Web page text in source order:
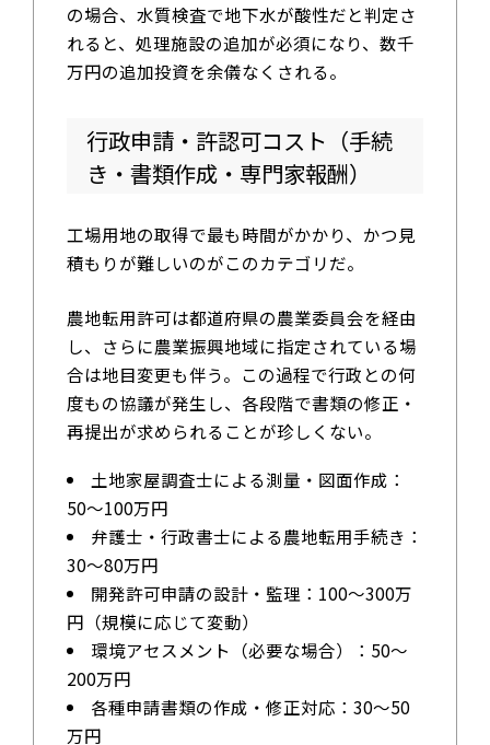
の場合、水質検査で地下水が酸性だと判定さ
れると、処理施設の追加が必須になり、数千
万円の追加投資を余儀なくされる。
行政申請・許認可コスト（手続
き・書類作成・専門家報酬）
工場用地の取得で最も時間がかかり、かつ見
積もりが難しいのがこのカテゴリだ。
農地転用許可は都道府県の農業委員会を経由
し、さらに農業振興地域に指定されている場
合は地目変更も伴う。この過程で行政との何
度もの協議が発生し、各段階で書類の修正・
再提出が求められることが珍しくない。
土地家屋調査士による測量・図面作成：
50～100万円
弁護士・行政書士による農地転用手続き：
30～80万円
開発許可申請の設計・監理：100～300万
円（規模に応じて変動）
環境アセスメント（必要な場合）：50～
200万円
各種申請書類の作成・修正対応：30～50
万円